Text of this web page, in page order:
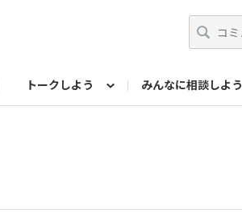
トークしよう みんなに相談しよう